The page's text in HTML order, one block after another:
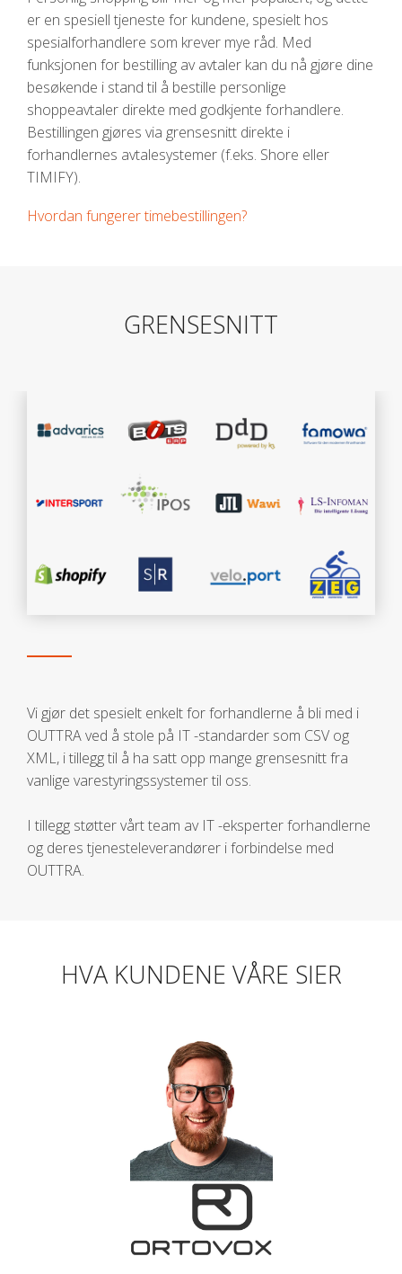
er en spesiell tjeneste for kundene, spesielt hos
spesialforhandlere som krever mye råd. Med
funksjonen for bestilling av avtaler kan du nå gjøre dine
besøkende i stand til å bestille personlige
shoppeavtaler direkte med godkjente forhandlere.
Bestillingen gjøres via grensesnitt direkte i
forhandlernes avtalesystemer (f.eks. Shore eller
TIMIFY).
Hvordan fungerer timebestillingen?
GRENSESNITT
Vi gjør det spesielt enkelt for forhandlerne å bli med i
OUTTRA ved å stole på IT -standarder som CSV og
XML, i tillegg til å ha satt opp mange grensesnitt fra
vanlige varestyringssystemer til oss.
I tillegg støtter vårt team av IT -eksperter forhandlerne
og deres tjenesteleverandører i forbindelse med
OUTTRA.
HVA KUNDENE VÅRE SIER